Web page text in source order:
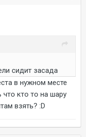
сидит засада
в нужном месте
кто то на шару
взять? :D